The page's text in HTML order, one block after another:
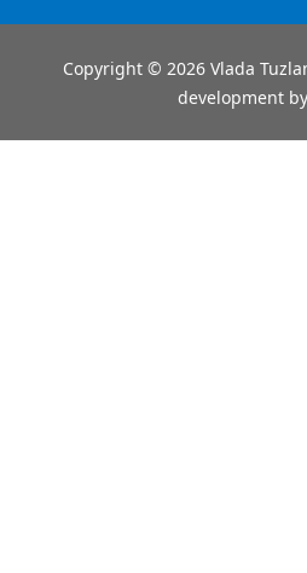
Copyright © 2026 Vlada
development by